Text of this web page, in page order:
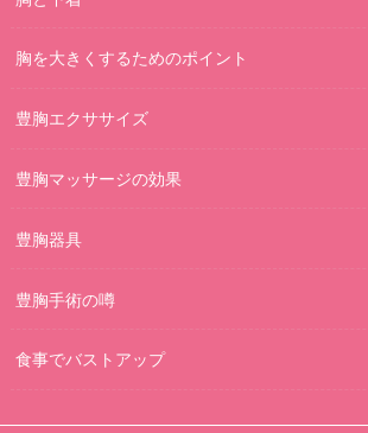
胸を大きくするためのポイント
豊胸エクササイズ
豊胸マッサージの効果
豊胸器具
豊胸手術の噂
食事でバストアップ